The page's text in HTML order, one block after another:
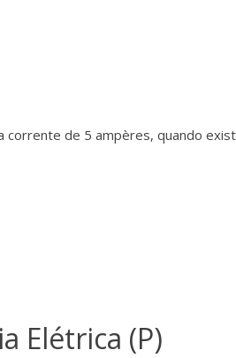
de 5 ampères, quando
Elétrica (P)